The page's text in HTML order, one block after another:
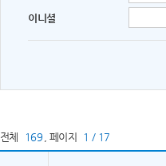
이니셜
전체 169 페이지 1 / 17